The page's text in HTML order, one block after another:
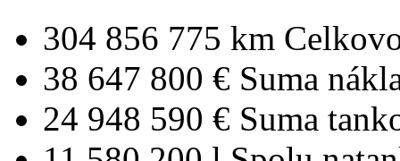
304 856 775 km
38 647 800 € Suma
24 948 590 € Suma